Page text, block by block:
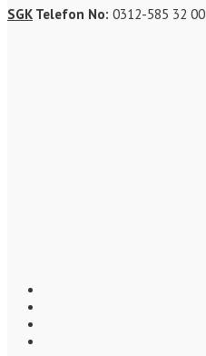
SGK Telefon No: 0312-585 32 00